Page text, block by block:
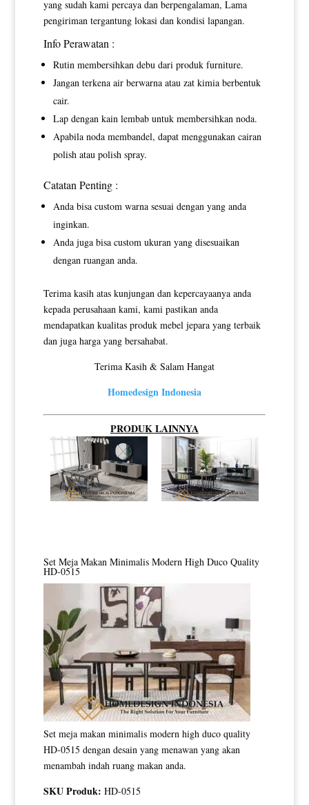
yang sudah kami percaya dan berpengalaman, Lama
pengiriman tergantung lokasi dan kondisi lapangan.
Info Perawatan :
Rutin membersihkan debu dari produk furniture.
Jangan terkena air berwarna atau zat kimia berbentuk
cair.
Lap dengan kain lembab untuk membersihkan noda.
Apabila noda membandel, dapat menggunakan cairan
polish atau polish spray.
Catatan Penting :
Anda bisa custom warna sesuai dengan yang anda
inginkan.
Anda juga bisa custom ukuran yang disesuaikan
dengan ruangan anda.
Terima kasih atas kunjungan dan kepercayaanya anda
kepada perusahaan kami, kami pastikan anda
mendapatkan kualitas produk mebel jepara yang terbaik
dan juga harga yang bersahabat.
Terima Kasih & Salam Hangat
Homedesign Indonesia
PRODUK LAINNYA
Set Meja Makan Minimalis Modern High Duco Quality
HD-0515
Set meja makan minimalis modern high duco quality
HD-0515 dengan desain yang menawan yang akan
menambah indah ruang makan anda.
SKU Produk: HD-0515